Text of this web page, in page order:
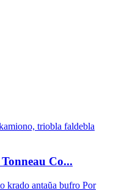
Co...